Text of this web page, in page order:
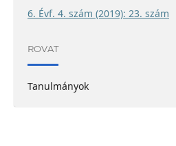
6. Évf. 4. szám (2019): 23. szám
ROVAT
Tanulmányok